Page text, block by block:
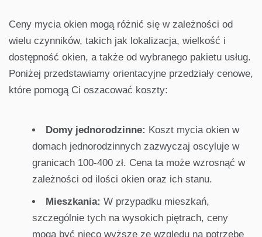
Ceny mycia okien mogą różnić się w zależności od
wielu czynników, takich jak lokalizacja, wielkość i
dostępność okien, a także od wybranego pakietu usług.
Poniżej przedstawiamy orientacyjne przedziały cenowe,
które pomogą Ci oszacować koszty:
Domy jednorodzinne: Koszt mycia okien w
domach jednorodzinnych zazwyczaj oscyluje w
granicach 100-400 zł. Cena ta może wzrosnąć w
zależności od ilości okien oraz ich stanu.
Mieszkania: W przypadku mieszkań,
szczególnie tych na wysokich piętrach, ceny
mogą być nieco wyższe ze względu na potrzebę